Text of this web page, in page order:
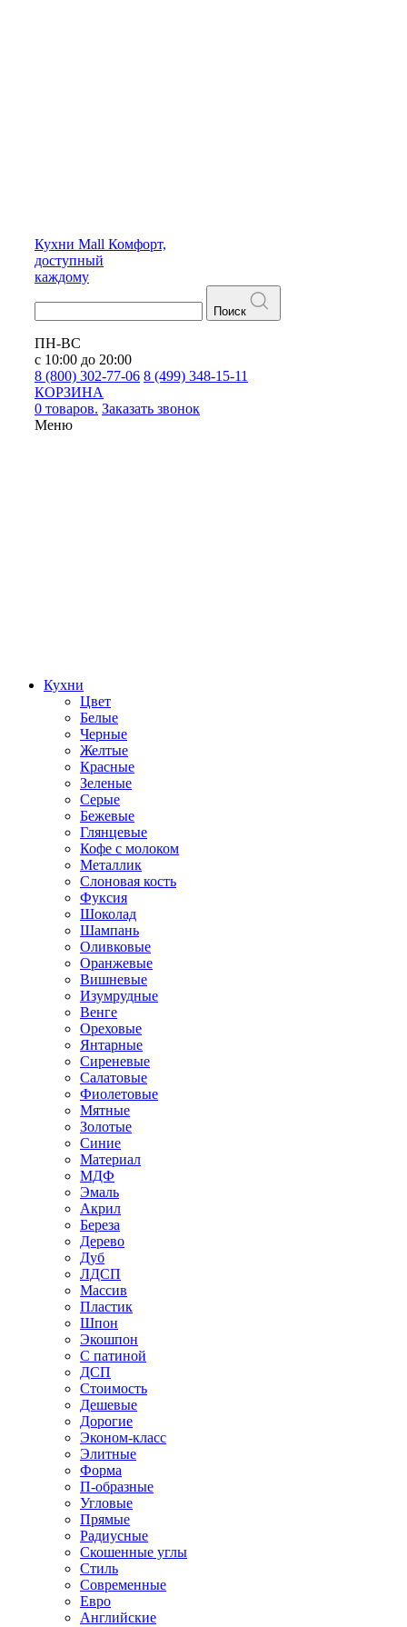
Кухни Mall Комфорт,
доступный
каждому
Поиск
ПН-ВС
с 10:00 до 20:00
8 (800) 302-77-06 8 (499) 348-15-11
КОРЗИНА
0 товаров. Заказать звонок
Меню
Кухни
Цвет
Белые
Черные
Желтые
Красные
Зеленые
Серые
Бежевые
Глянцевые
Кофе с молоком
Металлик
Слоновая кость
Фуксия
Шоколад
Шампань
Оливковые
Оранжевые
Вишневые
Изумрудные
Венге
Ореховые
Янтарные
Сиреневые
Салатовые
Фиолетовые
Мятные
Золотые
Синие
Материал
МДФ
Эмаль
Акрил
Береза
Дерево
Дуб
ЛДСП
Массив
Пластик
Шпон
Экошпон
С патиной
ДСП
Стоимость
Дешевые
Дорогие
Эконом-класс
Элитные
Форма
П-образные
Угловые
Прямые
Радиусные
Скошенные углы
Стиль
Современные
Евро
Английские